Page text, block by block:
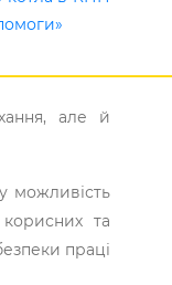
але й
можливість
та
праці